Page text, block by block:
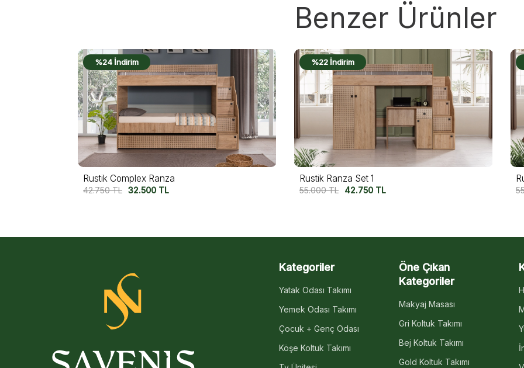
Benzer Ürünler
%22 İndirim
Rustik Ranza Set 1
55.000TL 42.750 TL
%22 İndirim
Rustik Ranza Set 3
55.000TL 42.750 TL
Kategoriler
Yatak Odası Takımı
Yemek Odası Takımı
Çocuk + Genç Odası
Köşe Koltuk Takımı
Öne Çıkan
Kategoriler
Makyaj Masası
Gri Koltuk Takımı
Bej Koltuk Takımı
Gold Koltuk Takımı